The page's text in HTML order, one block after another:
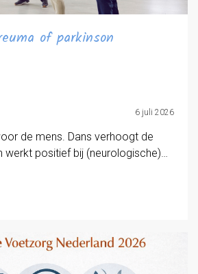
of parkinson
6 juli 2026
de mens. Dans verhoogt de
werkt positief bij (neurologische)…